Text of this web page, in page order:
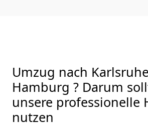
Umzug nach
Hamburg ? Darum
unsere professionelle
nutzen